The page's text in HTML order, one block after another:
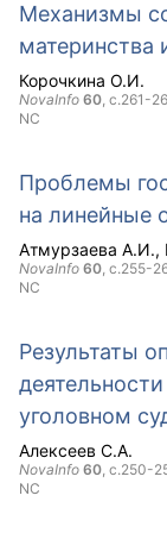
Механизмы
материнства
Корочкина О.И.
NovaInfo 60, с.261-
NC
Проблемы
на линейные
Атмурзаева А.И.
NovaInfo 60, с.255-
NC
Результаты
уголовном
Алексеев С.А.
NovaInfo 60, с.250-
NC